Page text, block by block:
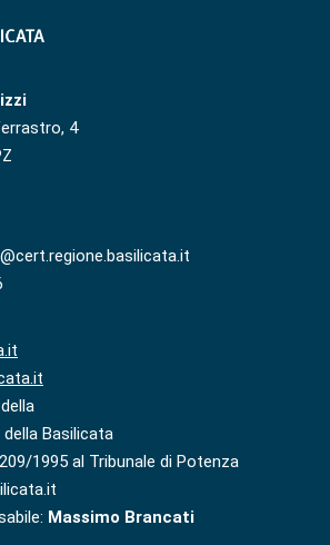
4
della Basilicata
1995 al Tribunale di Potenza
Massimo Brancati